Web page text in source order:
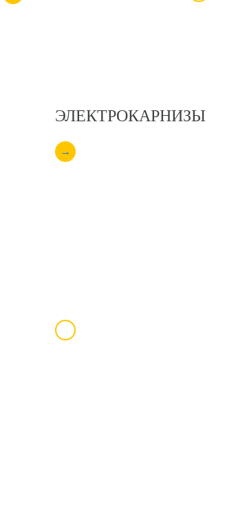
ЭЛЕКТРОКАРНИЗЫ
→